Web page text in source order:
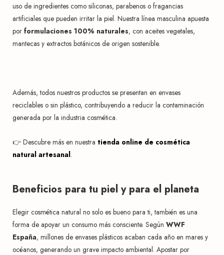
uso de ingredientes como siliconas, parabenos o fragancias
artificiales que pueden irritar la piel. Nuestra línea masculina apuesta
por formulaciones 100% naturales, con aceites vegetales,
mantecas y extractos botánicos de origen sostenible.
Además, todos nuestros productos se presentan en envases
reciclables o sin plástico, contribuyendo a reducir la contaminación
generada por la industria cosmética.
👉 Descubre más en nuestra tienda online de cosmética
natural artesanal.
Beneficios para tu piel y para el planeta
Elegir cosmética natural no solo es bueno para ti, también es una
forma de apoyar un consumo más consciente. Según WWF
España, millones de envases plásticos acaban cada año en mares y
océanos, generando un grave impacto ambiental. Apostar por